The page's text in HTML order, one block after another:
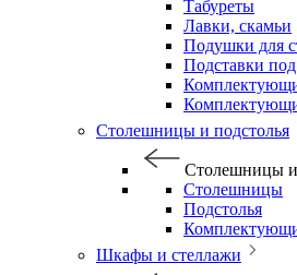
Табуреты
Лавки, скамьи
Подушки для
Подставки
Столешницы и подстолья
Столешницы и
Столешницы
Подстолья
Шкафы и стеллажи